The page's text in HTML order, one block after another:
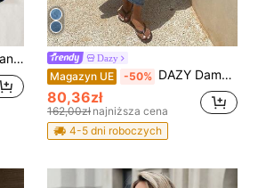
jednoczęściowy Dazy
Magazyn UE -50% DAZY Damskie dwuczęściowe stroje jeansowe
80,36zł
162,00zł najniższa cena
4-5 dni roboczych